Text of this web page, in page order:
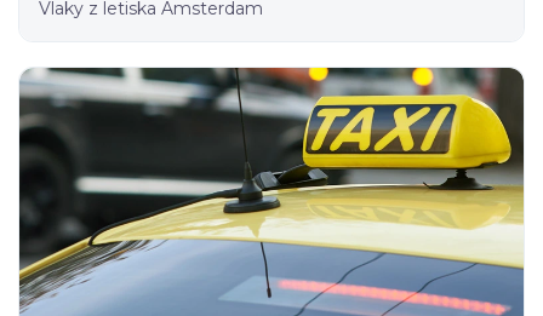
Vlaky z letiska Amsterdam